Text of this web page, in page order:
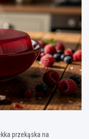
przekąska na